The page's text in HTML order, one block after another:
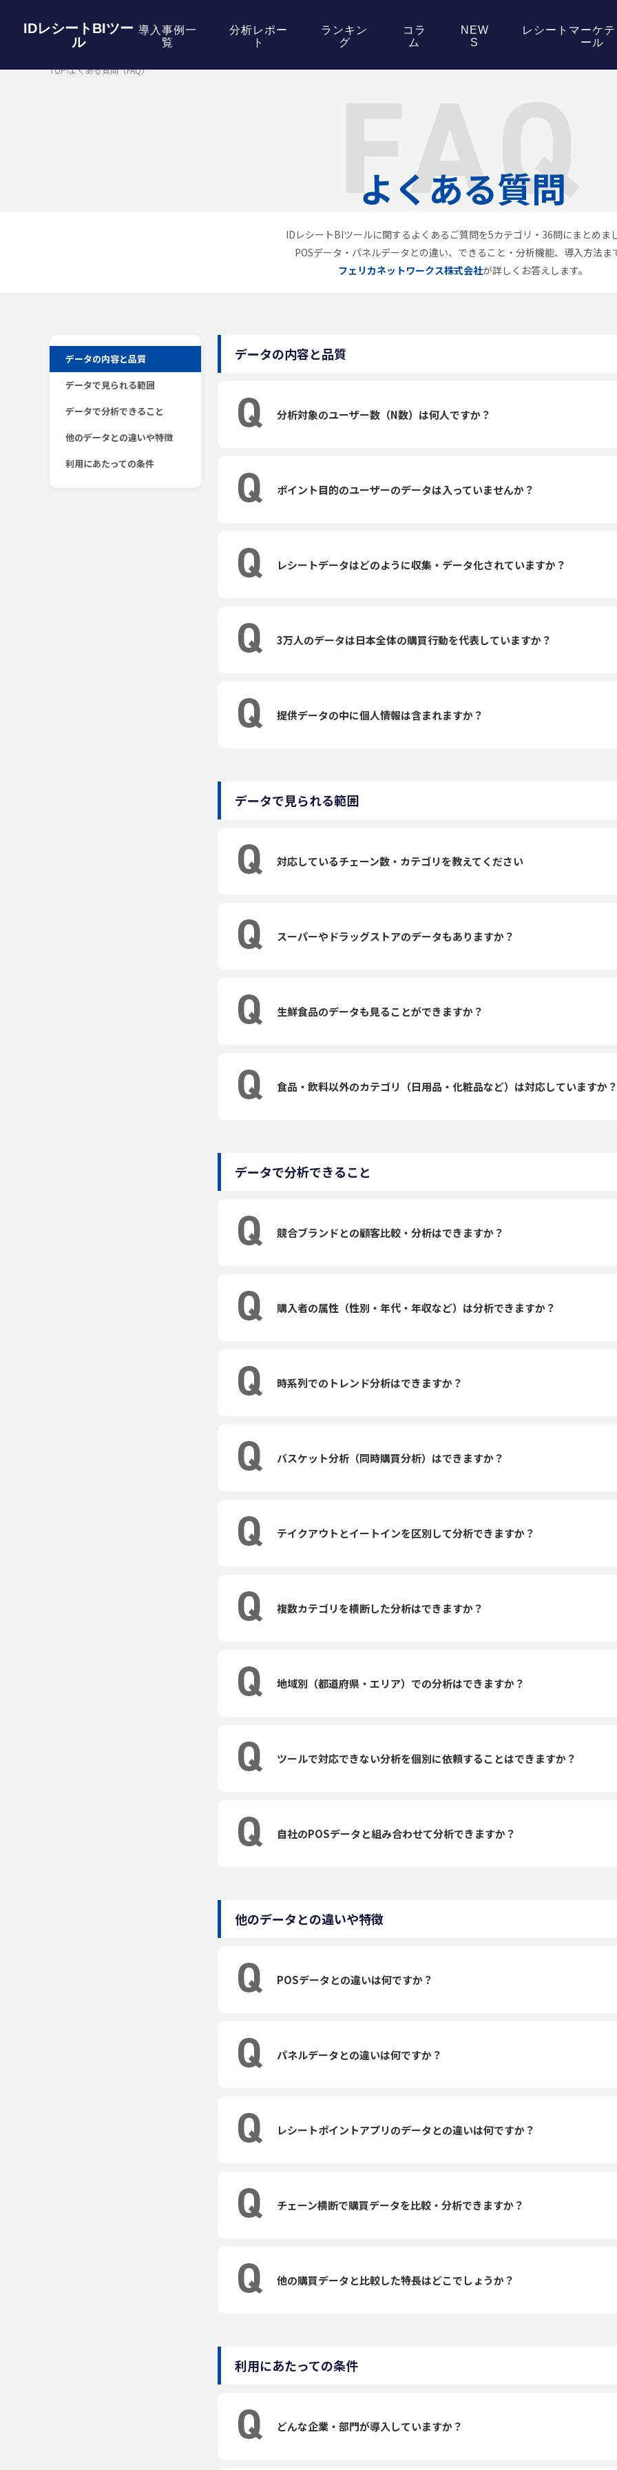
IDレシートBIツー
ル
導入事例一
覧
分析レポー
ト
ランキン
グ
コラ
ム
NEW
S
レシートマーケ
ール
TOP›よくある質問（FAQ）
よくある質問
IDレシートBIツールに関するよくあるご質問を5カテゴリ・36問にまとめま
POSデータ・パネルデータとの違い、できること・分析機能、導入方法ま
フェリカネットワークス株式会社が詳しくお答えします。
データの内容と品質
データで見られる範囲
データで分析できること
他のデータとの違いや特徴
利用にあたっての条件
データの内容と品質
分析対象のユーザー数（N数）は何人ですか？
ポイント目的のユーザーのデータは入っていませんか？
レシートデータはどのように収集・データ化されていますか？
3万人のデータは日本全体の購買行動を代表していますか？
提供データの中に個人情報は含まれますか？
データで見られる範囲
対応しているチェーン数・カテゴリを教えてください
スーパーやドラッグストアのデータもありますか？
生鮮食品のデータも見ることができますか？
食品・飲料以外のカテゴリ（日用品・化粧品など）は対応していますか？
データで分析できること
競合ブランドとの顧客比較・分析はできますか？
購入者の属性（性別・年代・年収など）は分析できますか？
時系列でのトレンド分析はできますか？
バスケット分析（同時購買分析）はできますか？
テイクアウトとイートインを区別して分析できますか？
複数カテゴリを横断した分析はできますか？
地域別（都道府県・エリア）での分析はできますか？
ツールで対応できない分析を個別に依頼することはできますか？
自社のPOSデータと組み合わせて分析できますか？
他のデータとの違いや特徴
POSデータとの違いは何ですか？
パネルデータとの違いは何ですか？
レシートポイントアプリのデータとの違いは何ですか？
チェーン横断で購買データを比較・分析できますか？
他の購買データと比較した特長はどこでしょうか？
利用にあたっての条件
どんな企業・部門が導入していますか？